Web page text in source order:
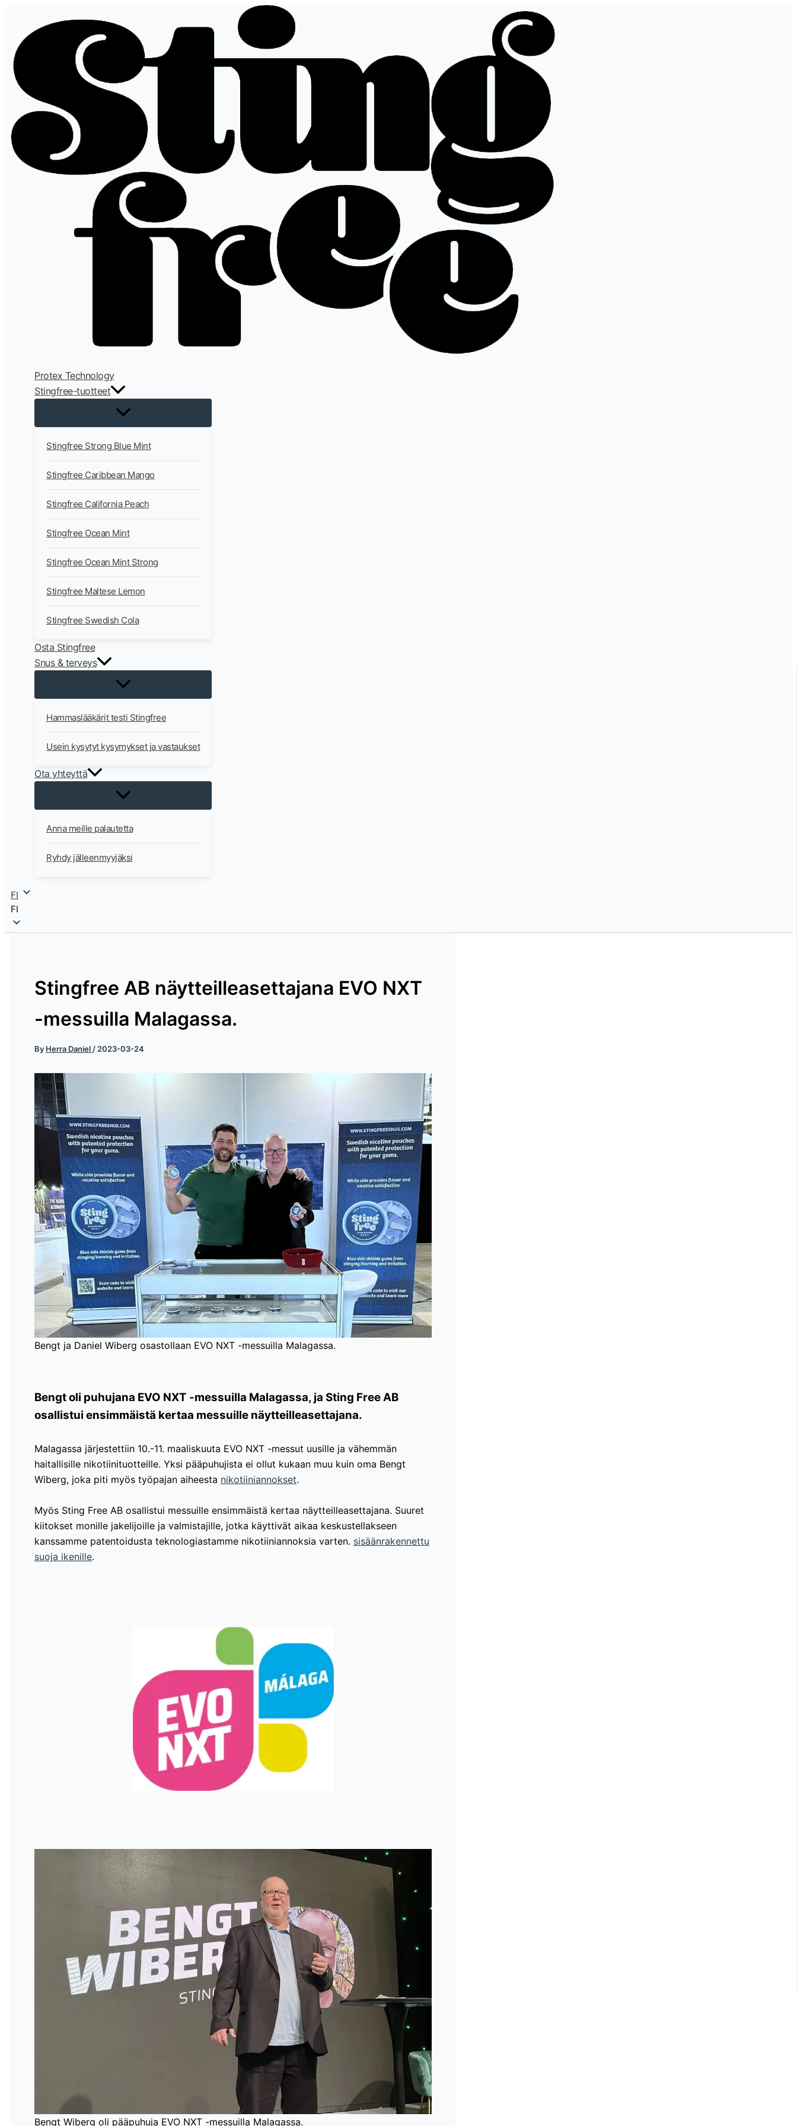
sisältöön
Protex Technology
Stingfree-tuotteet
Stingfree Strong Blue Mint
Stingfree Caribbean Mango
Stingfree California Peach
Stingfree Ocean Mint
Stingfree Ocean Mint Strong
Stingfree Maltese Lemon
Stingfree Swedish Cola
Osta Stingfree
Snus & terveys
Hammaslääkärit testi Stingfree
Usein kysytyt kysymykset ja vastaukset
Ota yhteyttä
Anna meille palautetta
Ryhdy jälleenmyyjäksi
FI
FI
Stingfree AB näytteilleasettajana EVO NXT
-messuilla Malagassa.
By Herra Daniel / 2023-03-24
Bengt ja Daniel Wiberg osastollaan EVO NXT -messuilla Malagassa.
Bengt oli puhujana EVO NXT -messuilla Malagassa, ja Sting Free AB
osallistui ensimmäistä kertaa messuille näytteilleasettajana.
Malagassa järjestettiin 10.-11. maaliskuuta EVO NXT -messut uusille ja vähemmän
haitallisille nikotiinituotteille. Yksi pääpuhujista ei ollut kukaan muu kuin oma Bengt
Wiberg, joka piti myös työpajan aiheesta nikotiiniannokset.
Myös Sting Free AB osallistui messuille ensimmäistä kertaa näytteilleasettajana. Suuret
kiitokset monille jakelijoille ja valmistajille, jotka käyttivät aikaa keskustellakseen
kanssamme patentoidusta teknologiastamme nikotiiniannoksia varten. sisäänrakennettu
suoja ikenille.
Bengt Wiberg oli pääpuhuja EVO NXT -messuilla Malagassa.